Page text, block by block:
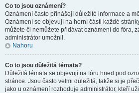
Co to jsou oznámení?
Oznámení často přinášejí důležité informace a
Oznámení se objevují na horní části každé
můžete či nemůžete přidávat oznámení do fóra,
administrátor umožnil.
Nahoru
Co to jsou důležitá témata?
Důležitá témata se objevují na fóru hned pod
stránce. Jsou často velmi důležitá, takže si je
jako u oznámení rozhoduje administrátor, kteří